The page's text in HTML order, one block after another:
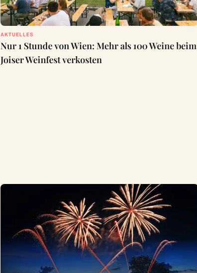
AKTUELLES
Nur 1 Stunde von Wien: Mehr als 100 Weine beim
Joiser Weinfest verkosten